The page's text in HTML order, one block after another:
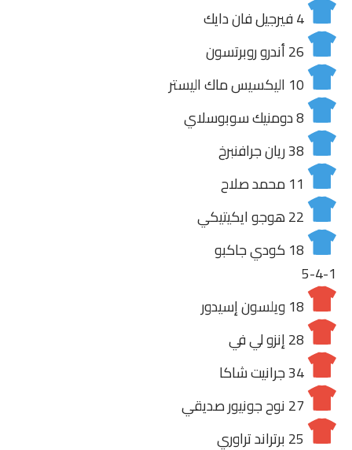
4فيرجيل فان دايك
26أندرو روبرتسون
10 اليكسيس ماك اليستر
8دومنيك سوبوسلاي
38ريان جرافنبرخ
11محمد صلاح
22هوجو ايكيتيكي
18كودي جاكبو
5-4-1
18ويلسون إسيدور
28إنزو لي في
34جرانيت شاكا
27نوح جونيور صديقي
25برتراند تراوري